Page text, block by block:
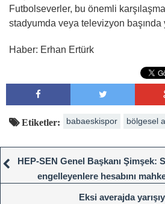
Futbolseverler, bu önemli
stadyumda veya televizyon başında
Haber: Erhan Ertürk
Etiketler: babaeskispor bölgesel
HEP-SEN Genel Başkanı Şimşek:
engelleyenlere hesabını
Eksi averajda